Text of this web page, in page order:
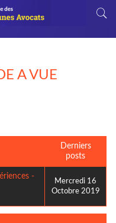
A VUE
Derniers
posts
-
Mercredi 16
Octobre 2019